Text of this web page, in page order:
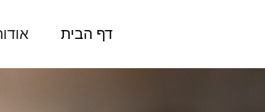
דף הבית